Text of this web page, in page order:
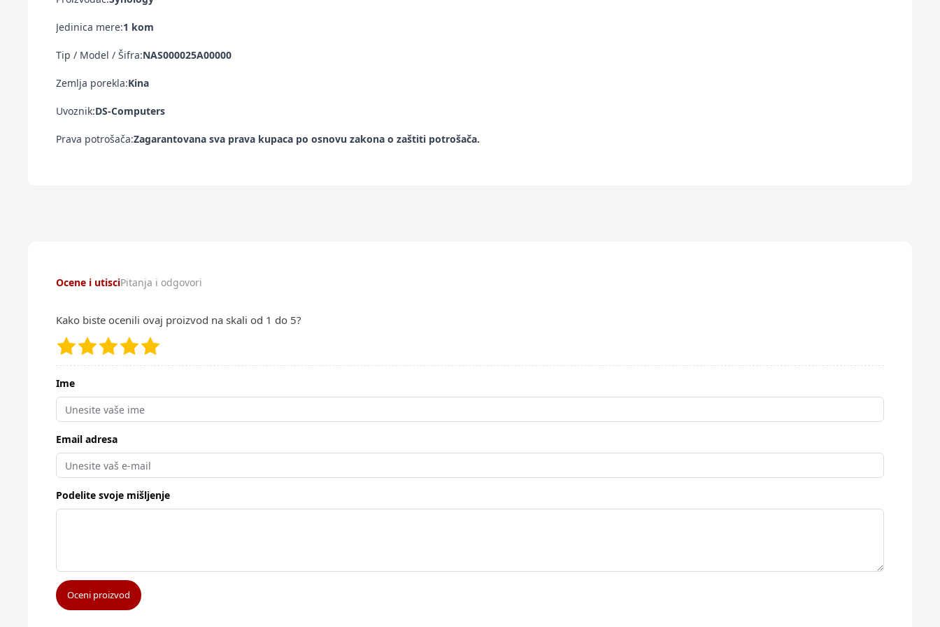
Jedinica mere:1 kom
Tip / Model / Šifra:NAS000025A00000
Zemlja porekla:Kina
Uvoznik:DS-Computers
Prava potrošača:Zagarantovana sva prava kupaca po osnovu zakona o zaštiti potrošača.
Ocene i utisciPitanja i odgovori
Kako biste ocenili ovaj proizvod na skali od 1 do 5?
Ime
Email adresa
Podelite svoje mišljenje
Oceni proizvod